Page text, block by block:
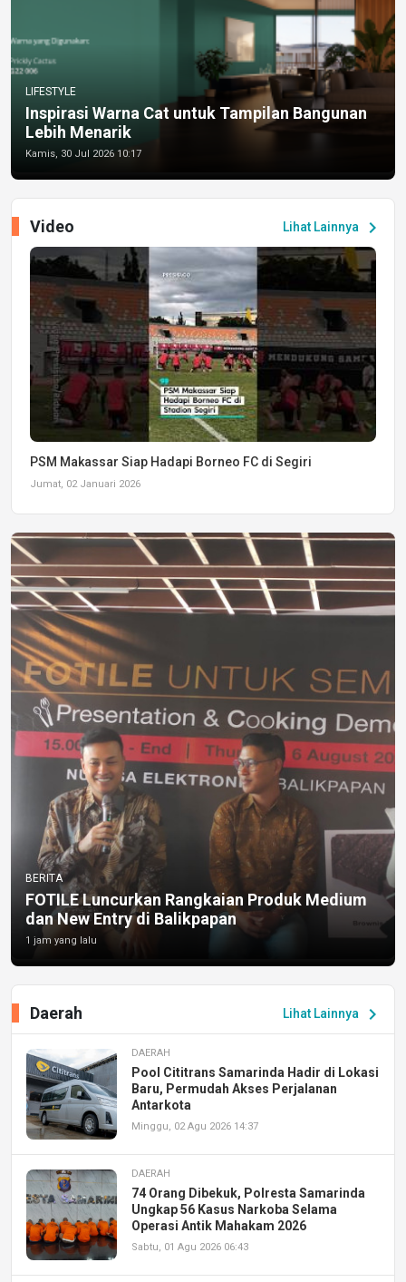
LIFESTYLE
Inspirasi Warna Cat untuk Tampilan Bangunan
Lebih Menarik
Kamis, 30 Jul 2026 10:17
Lihat Lainnya chevron_right
Video
PSM Makassar Siap Hadapi Borneo FC di Segiri
Jumat, 02 Januari 2026
BERITA
FOTILE Luncurkan Rangkaian Produk Medium
dan New Entry di Balikpapan
1 jam yang lalu
Lihat Lainnya chevron_right
Daerah
DAERAH
Pool Cititrans Samarinda Hadir di Lokasi
Baru, Permudah Akses Perjalanan
Antarkota
Minggu, 02 Agu 2026 14:37
DAERAH
74 Orang Dibekuk, Polresta Samarinda
Ungkap 56 Kasus Narkoba Selama
Operasi Antik Mahakam 2026
Sabtu, 01 Agu 2026 06:43